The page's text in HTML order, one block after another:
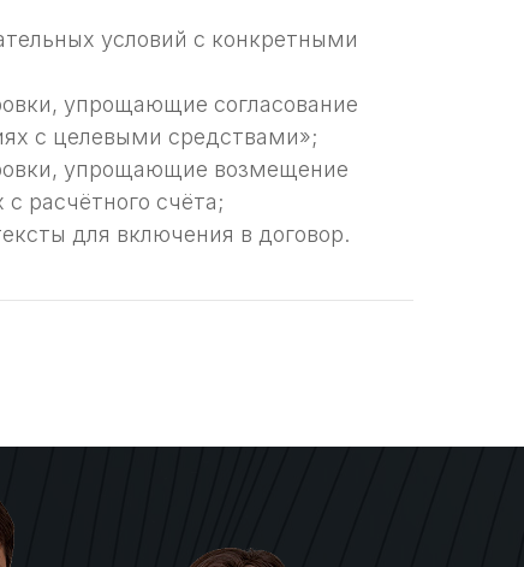
условий с конкретными
упрощающие согласование
с целевыми средствами»;
упрощающие возмещение
расчётного счёта;
для включения в договор.